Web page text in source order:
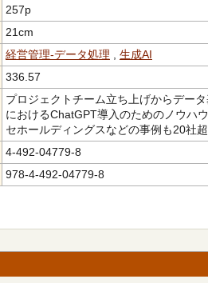
257p
21cm
経営管理-データ処理
生成AI
336.57
プロジェクトチーム立ち上げからデー
におけるChatGPT導入のためのノウハ
セホールディングスなどの事例も20社
4-492-04779-8
978-4-492-04779-8